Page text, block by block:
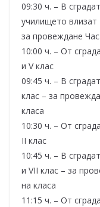
09:30 ч. – В
училището влизат
за провеждане
10:00 ч. – От
и V клас
09:45 ч. – В
клас – за
класа
10:30 ч. – От
II клас
10:45 ч. – В
и VII клас – за
на класа
11:15 ч. – От